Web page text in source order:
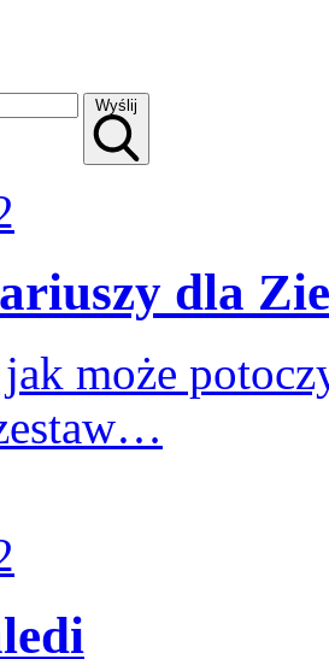
Wyślij
dla
może